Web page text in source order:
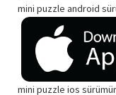
mini puzzle android
mini puzzle ios